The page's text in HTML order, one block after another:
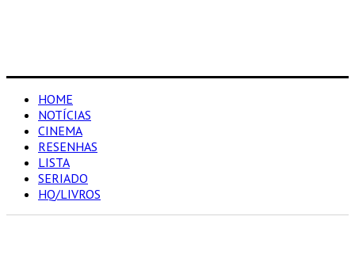
HOME
NOTÍCIAS
CINEMA
RESENHAS
LISTA
SERIADO
HQ/LIVROS